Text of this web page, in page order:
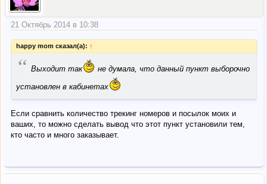
21 Октябрь 2014 в 10:38
happy mom сказал(а): ↑
“ Выходит так
не думала, что данный пункт выборочно
установлен в кабинетах
Если сравнить количество трекинг номеров и посылок моих и
ваших, то можно сделать вывод что этот пункт установили тем,
кто часто и много заказывает.